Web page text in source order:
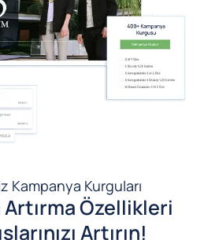
Kampanya Kurguları
Özellikleri
Artırın!